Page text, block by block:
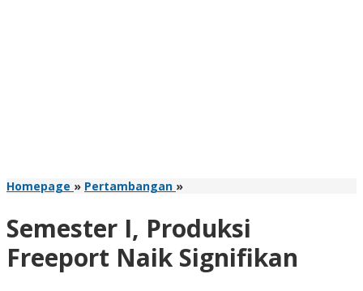
Homepage » Pertambangan »Semester
Produksi
Freeport
Naik
Signifikan
Semester I, Produksi
Freeport Naik Signifikan